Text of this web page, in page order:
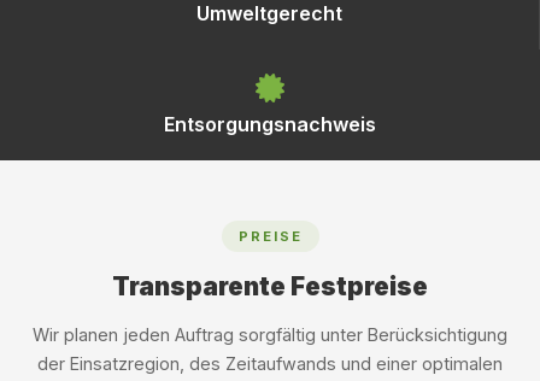
Umweltgerecht
Entsorgungsnachweis
PREISE
Transparente Festpreise
Wir planen jeden Auftrag sorgfältig unter Berücksichtigung
der Einsatzregion, des Zeitaufwands und einer optimalen